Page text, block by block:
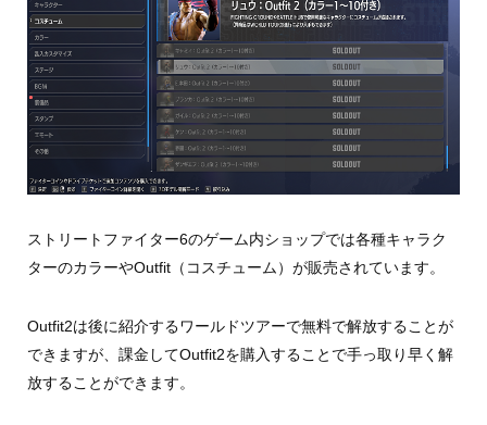
ストリートファイター6のゲーム内ショップでは各種キャラク
ターのカラーやOutfit（コスチューム）が販売されています。
Outfit2は後に紹介するワールドツアーで無料で解放することが
できますが、課金してOutfit2を購入することで手っ取り早く解
放することができます。